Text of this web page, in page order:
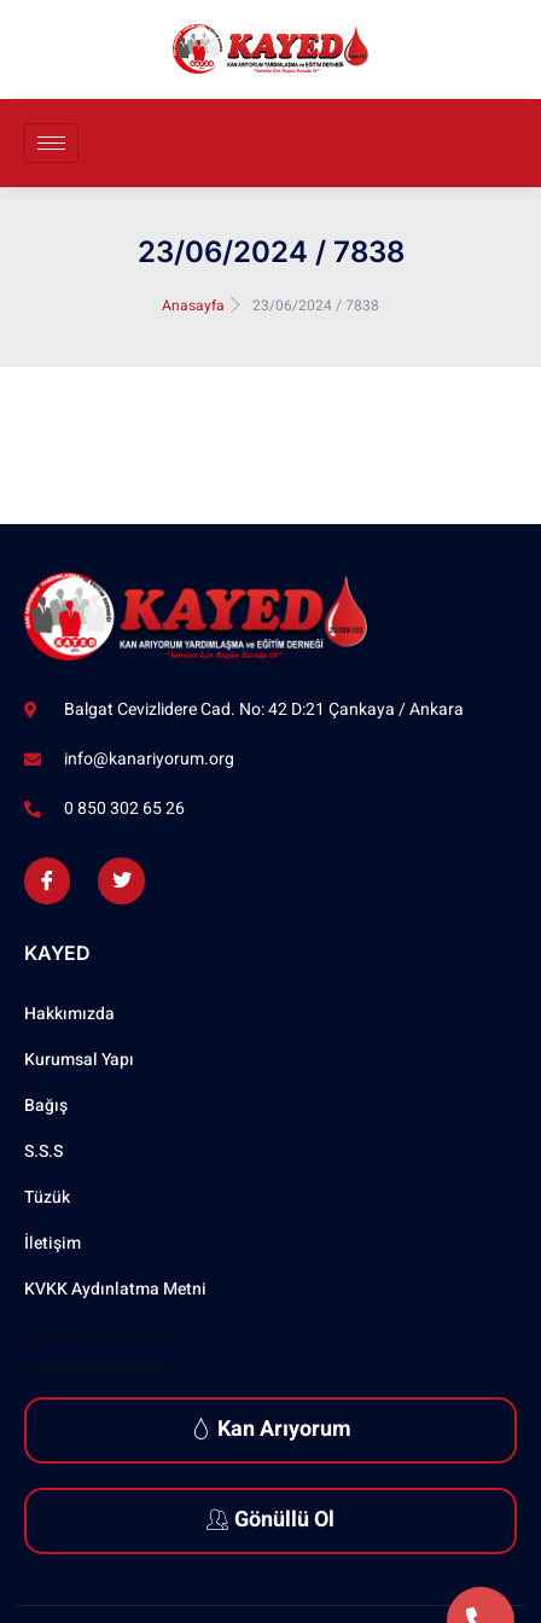
23/06/2024 / 7838
Anasayfa 23/06/2024 / 7838
Balgat Cevizlidere Cad. No: 42 D:21 Çankaya / Ankara
info@kanariyorum.org
0 850 302 65 26
KAYED
Hakkımızda
Kurumsal Yapı
Bağış
S.S.S
Tüzük
İletişim
KVKK Aydınlatma Metni
Kan Arıyorum
Gönüllü Ol